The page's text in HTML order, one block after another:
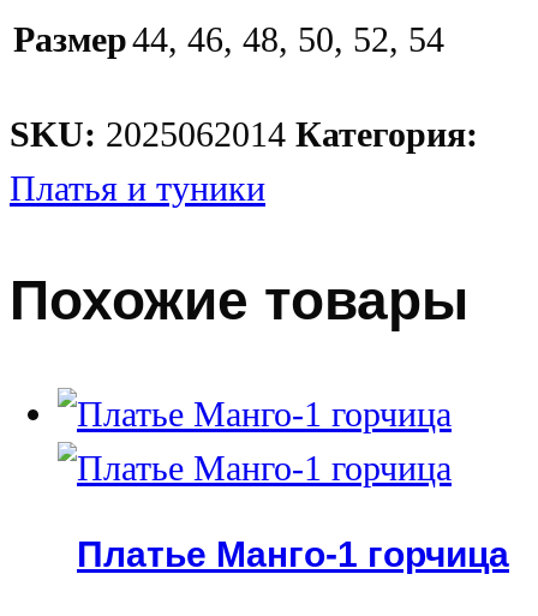
Размер44, 46, 48, 50, 52, 54
SKU: 2025062014 Категория:
Платья и туники
Похожие товары
Платье Манго-1 горчица